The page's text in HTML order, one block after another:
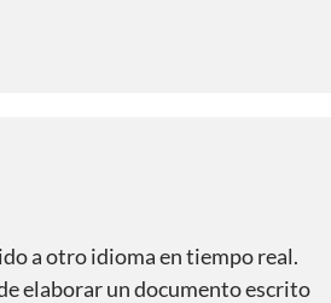
a otro idioma en tiempo real.
elaborar un documento escrito